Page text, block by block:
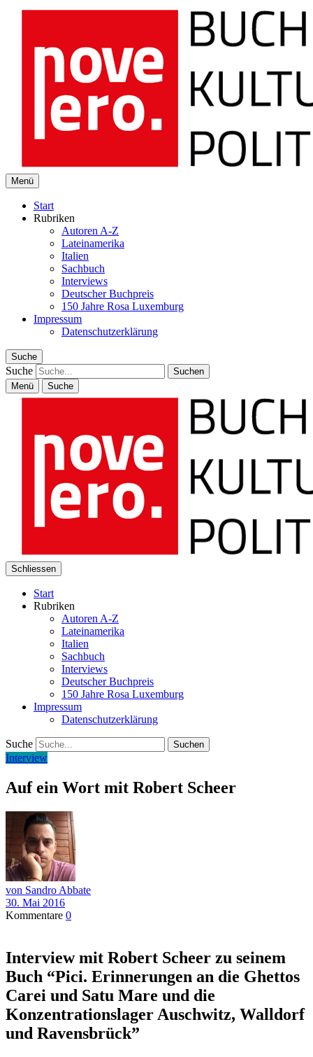
Buch Kultur Politik
Menü
Start
Rubriken
Autoren A-Z
Lateinamerika
Italien
Sachbuch
Interviews
Deutscher Buchpreis
150 Jahre Rosa Luxemburg
Impressum
Datenschutzerklärung
Suche
Suche
Menü Suche
Schliessen
Start
Rubriken
Autoren A-Z
Lateinamerika
Italien
Sachbuch
Interviews
Deutscher Buchpreis
150 Jahre Rosa Luxemburg
Impressum
Datenschutzerklärung
Suche
Interview
Auf ein Wort mit Robert Scheer
von Sandro Abbate
30. Mai 2016
Kommentare 0
Interview mit Robert Scheer zu seinem
Buch “Pici. Erinnerungen an die Ghettos
Carei und Satu Mare und die
Konzentrationslager Auschwitz, Walldorf
und Ravensbrück”